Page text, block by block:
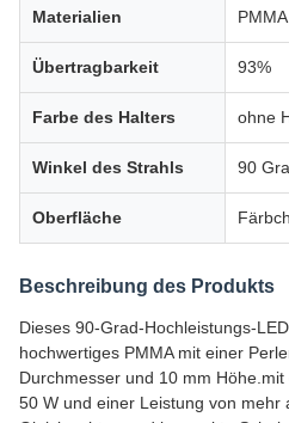
Materialien
Übertragbarkeit 93%
Farbe des Halters ohne
Winkel des Strahls 90
Oberfläche
Beschreibung des Produkts
Dieses 90-Grad-Hochleistungs-
hochwertiges PMMA mit einer
Durchmesser und 10 mm
50 W und einer Leistung von mehr